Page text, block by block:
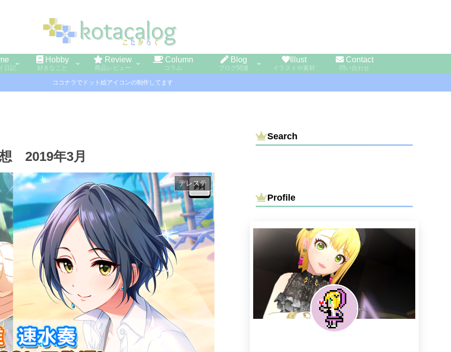
日記
Hobby
好きなこと
Review
商品レビュー
Column
コラム
Blog
ブログ関連
Illust
イラストや素材
Contact
問い合わせ
ココナラでドット絵アイコンの制作してます
2019年3月
デレステ
Search
Profile